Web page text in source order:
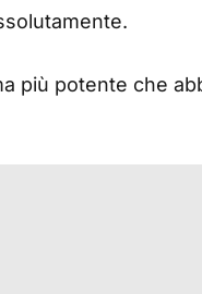
più potente che